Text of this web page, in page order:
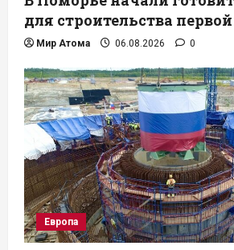
для строительства
Мир Атома 06.08.2026 0
Европа